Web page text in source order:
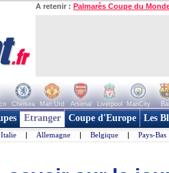
A retenir : Palmarès Coupe du
Chelsea Man Utd Arsenal Liverpool ManCity
Etranger Coupe d'Europe Les
Italie | Allemagne | Belgique | Pays-Bas